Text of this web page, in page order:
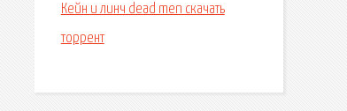
Кейн и линч dead men скачать
торрент